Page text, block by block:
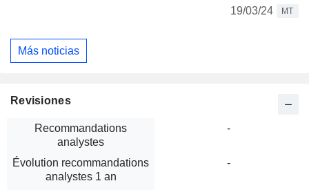
19/03/24
MT
Más noticias
Revisiones
Recommandations
analystes
-
Évolution recommandations
analystes 1 an
-